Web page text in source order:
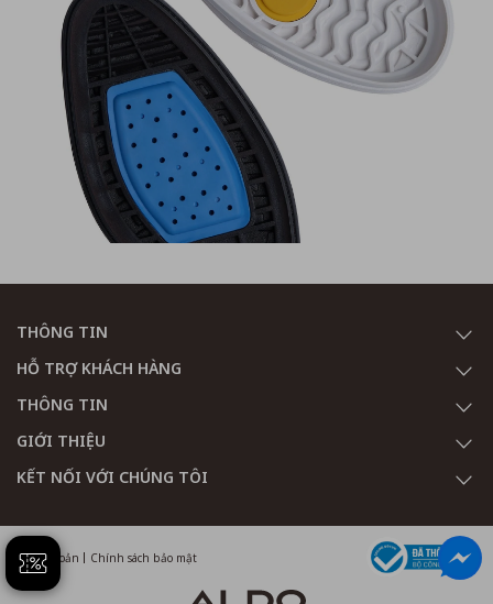
THÔNG TIN
HỖ TRỢ KHÁCH HÀNG
THÔNG TIN
GIỚI THIỆU
KẾT NỐI VỚI CHÚNG TÔI
Điều khoản Chính sách bảo mật